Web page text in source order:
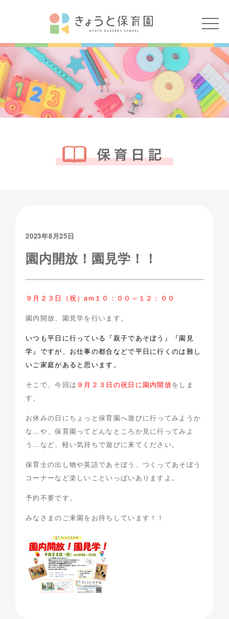
2023年8月25日
園内開放！園見学！！
９月２３日（祝）am１０：００～１２：００
園内開放、園見学を行います。
いつも平日に行っている『親子であそぼう』『園見
学』ですが、お仕事の都合などで平日に行くのは難し
いご家庭があると思います。
そこで、今回は ９月２３日の祝日に園内開放をしま
す。
お休みの日にちょっと保育園へ遊びに行ってみようか
な…や、保育園ってどんなところか見に行ってみよ
う…など、軽い気持ちで遊びに来てください。
保育士の出し物や英語であそぼう、つくってあそぼう
コーナーなど楽しいこといっぱいありますよ。
予約不要です。
みなさまのご来園をお待ちしています！！